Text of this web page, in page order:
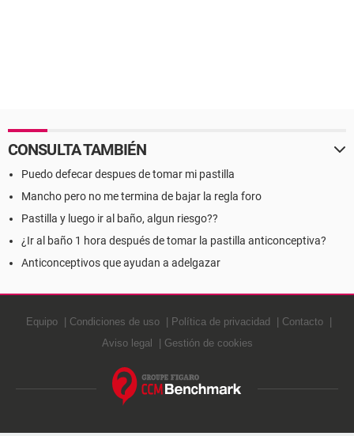
CONSULTA TAMBIÉN
Puedo defecar despues de tomar mi pastilla
Mancho pero no me termina de bajar la regla foro
Pastilla y luego ir al baño, algun riesgo??
¿Ir al baño 1 hora después de tomar la pastilla anticonceptiva?
Anticonceptivos que ayudan a adelgazar
Equipo Condiciones de uso Política de privacidad
Contacto
Aviso legal
Gestión de cookies